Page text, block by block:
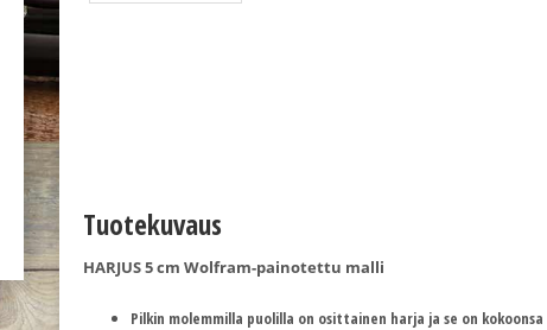
Tuotekuvaus
HARJUS 5 cm Wolfram-painotettu malli
Pilkin molemmilla puolilla on osittainen harja ja se on